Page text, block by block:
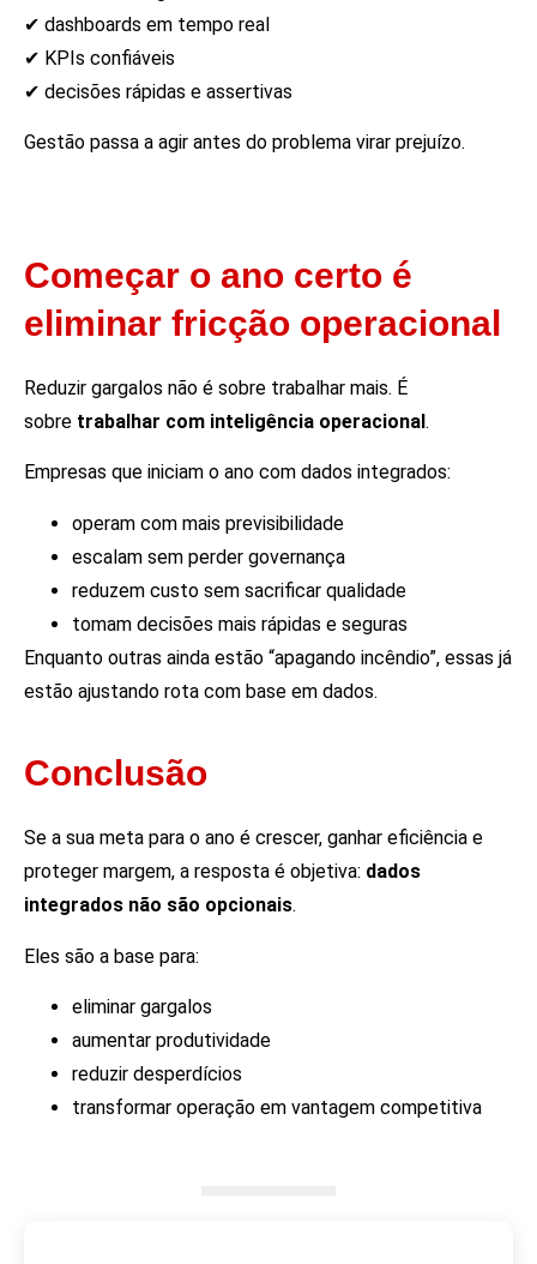
✔ dashboards em tempo real
✔ KPIs confiáveis
✔ decisões rápidas e assertivas
Gestão passa a agir antes do problema virar prejuízo.
Começar o ano certo é
eliminar fricção operacional
Reduzir gargalos não é sobre trabalhar mais. É
sobre trabalhar com inteligência operacional.
Empresas que iniciam o ano com dados integrados:
operam com mais previsibilidade
escalam sem perder governança
reduzem custo sem sacrificar qualidade
tomam decisões mais rápidas e seguras
Enquanto outras ainda estão “apagando incêndio”, essas já
estão ajustando rota com base em dados.
Conclusão
Se a sua meta para o ano é crescer, ganhar eficiência e
proteger margem, a resposta é objetiva: dados
integrados não são opcionais.
Eles são a base para:
eliminar gargalos
aumentar produtividade
reduzir desperdícios
transformar operação em vantagem competitiva